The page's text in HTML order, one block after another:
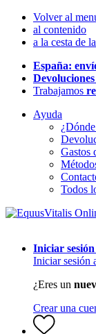
Volver al
al contenido
a la cesta de
España:
Trabajamos
Ayuda
Gastos
Todos
Iniciar sesión
Iniciar sesión
¿Eres un
Crear una